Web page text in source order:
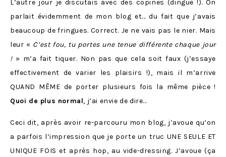
L’autre jour je discutais avec des copines (dingue !). On
parlait évidemment de mon blog et… du fait que j’avais
beaucoup de fringues. Correct. Je ne vais pas le nier. Mais
leur « C’est fou, tu portes une tenue différente chaque jour
!» m’a fait tiquer. Non pas que cela soit faux (j’essaye
effectivement de varier les plaisirs !), mais il m’arrive
QUAND MÊME de porter plusieurs fois la même pièce !
Quoi de plus normal, j’ai envie de dire…
Ceci dit, après avoir re-parcouru mon blog, j’avoue qu’on
a parfois l’impression que je porte un truc UNE SEULE ET
UNIQUE FOIS et après hop, au vide-dressing. J’avoue (ça